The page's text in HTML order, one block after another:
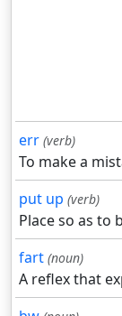
err (verb)
To make a
put up (verb)
Place so as to
fart (noun)
A reflex that